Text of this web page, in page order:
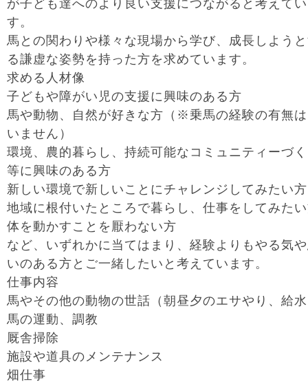
が子ども達へのより良い支援につながると考えて
す。
馬との関わりや様々な現場から学び、成長しよう
る謙虚な姿勢を持った方を求めています。
求める人材像
子どもや障がい児の支援に興味のある方
馬や動物、自然が好きな方（※乗馬の経験の有無
いません）
環境、農的暮らし、持続可能なコミュニティーづ
等に興味のある方
新しい環境で新しいことにチャレンジしてみたい方
地域に根付いたところで暮らし、仕事をしてみた
体を動かすことを厭わない方
など、いずれかに当てはまり、経験よりもやる気
いのある方とご一緒したいと考えています。
仕事内容
馬やその他の動物の世話（朝昼夕のエサやり、給
馬の運動、調教
厩舎掃除
施設や道具のメンテナンス
畑仕事